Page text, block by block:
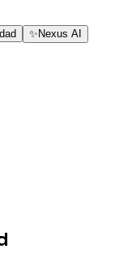
✨ Nexus AI